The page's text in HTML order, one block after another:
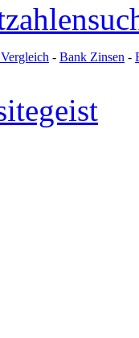
- Bank Zinsen -